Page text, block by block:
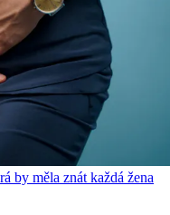
by měla znát každá žena